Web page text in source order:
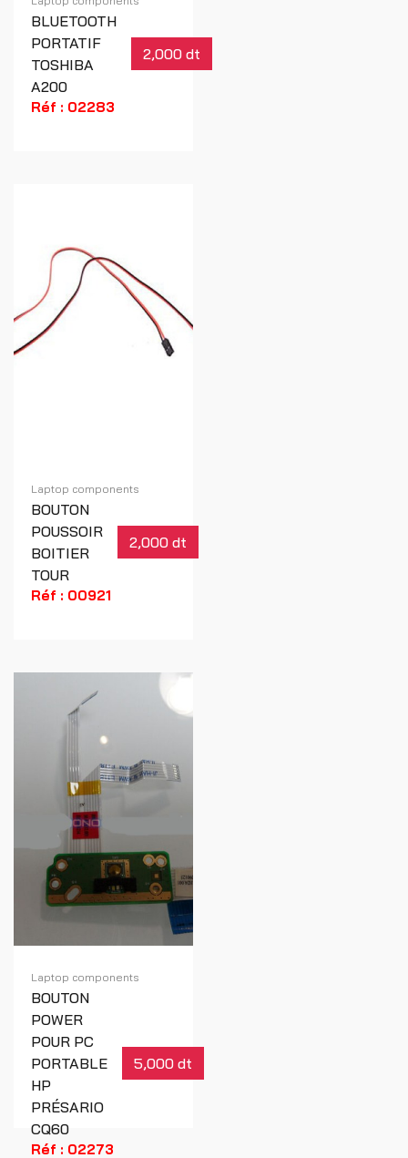
BLUETOOTH
PORTATIF
TOSHIBA
A200
2,000 dt
Réf : 02283
Laptop components
BOUTON
POUSSOIR
BOITIER
TOUR
2,000 dt
Réf : 00921
Laptop components
BOUTON
POWER
POUR PC
PORTABLE
HP
PRÉSARIO
CQ60
5,000 dt
Réf : 02273